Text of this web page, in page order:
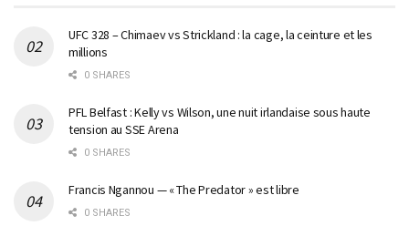
UFC 328 – Chimaev vs Strickland : la cage, la ceinture et les
millions
0 SHARES
PFL Belfast : Kelly vs Wilson, une nuit irlandaise sous haute
tension au SSE Arena
0 SHARES
Francis Ngannou — « The Predator » est libre
0 SHARES